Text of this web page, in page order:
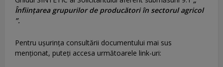
Înființarea grupurilor de producători în sectorul agricol
”.
Pentru uşurinţa consultării documentului mai sus
menţionat, puteţi accesa următoarele link-uri: